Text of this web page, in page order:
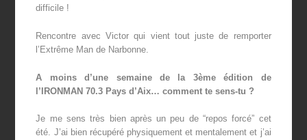
difficile !
Rencontre avec Victor qui vient tout juste de remporter
l’Extrême Man de Narbonne.
A moins d’une semaine de la 3èmeédition de
l’IRONMAN 70.3 Pays d’Aix… comment te sens-tu ?
Je me sens très bien après un peu de “repos forcé” cet
été. J’ai bien récupéré physiquement et mentalement et j’ai